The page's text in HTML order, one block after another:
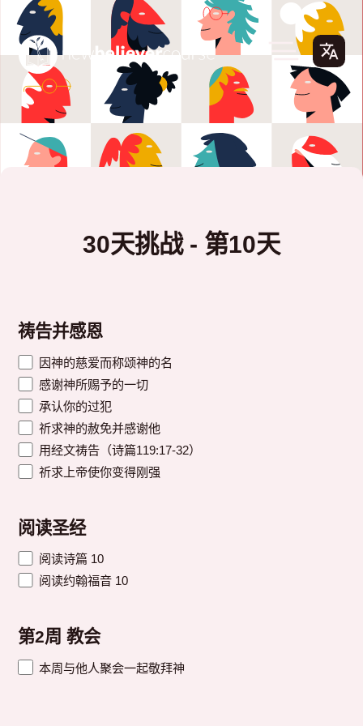
30天挑战 - 第10天
祷告并感恩
因神的慈爱而称颂神的名
感谢神所赐予的一切
承认你的过犯
祈求神的赦免并感谢他
用经文祷告（诗篇119:17-32）
祈求上帝使你变得刚强
阅读圣经
阅读诗篇 10
阅读约翰福音 10
第2周 教会
本周与他人聚会一起敬拜神